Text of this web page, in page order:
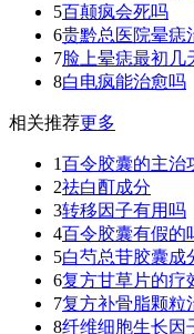
5百颠疯会死吗
6贵黔总医院晕痣
7脸上晕痣最初几
8白电疯能治愈吗
相关推荐更多
1百令胶囊的主治
2祛白酊成分
3转移因子有用吗
4百令胶囊有假的
5白芍总苷胶囊成
6复方甘草片的疗
7复方补骨脂颗粒
8纤维细胞生长因